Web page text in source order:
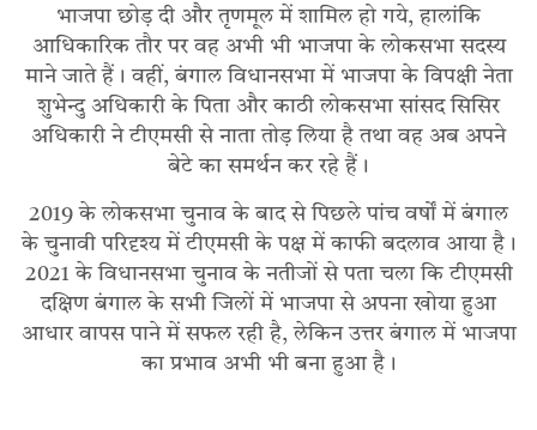
भाजपा छोड़ दी और तृणमूल में शामिल हो गये, हालांकि
आधिकारिक तौर पर वह अभी भी भाजपा के लोकसभा सदस्य
माने जाते हैं। वहीं, बंगाल विधानसभा में भाजपा के विपक्षी नेता
शुभेन्दु अधिकारी के पिता और काठी लोकसभा सांसद सिसिर
अधिकारी ने टीएमसी से नाता तोड़ लिया है तथा वह अब अपने
बेटे का समर्थन कर रहे हैं।
2019 के लोकसभा चुनाव के बाद से पिछले पांच वर्षों में बंगाल
के चुनावी परिदृश्य में टीएमसी के पक्ष में काफी बदलाव आया है।
2021 के विधानसभा चुनाव के नतीजों से पता चला कि टीएमसी
दक्षिण बंगाल के सभी जिलों में भाजपा से अपना खोया हुआ
आधार वापस पाने में सफल रही है, लेकिन उत्तर बंगाल में भाजपा
का प्रभाव अभी भी बना हुआ है।